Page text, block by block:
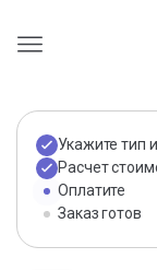
Укажите тип
Расчет
Оплатите
Заказ готов